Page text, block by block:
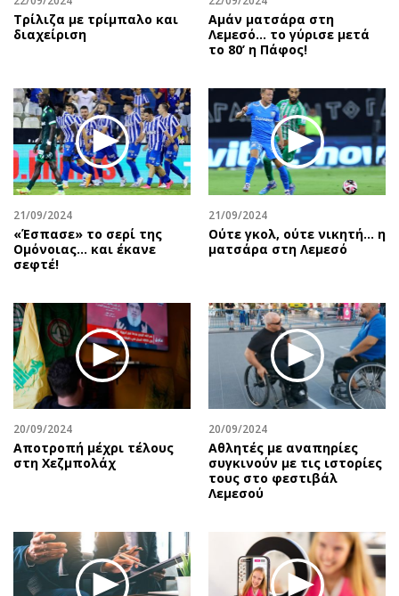
Τρίλιζα με τρίμπαλο και
διαχείριση
Αμάν ματσάρα στη
Λεμεσό… το γύρισε μετά
το 80’ η Πάφος!
21/09/2024
«Έσπασε» το σερί της
Ομόνοιας… και έκανε
σεφτέ!
21/09/2024
Ούτε γκολ, ούτε νικητή… η
ματσάρα στη Λεμεσό
20/09/2024
Αποτροπή μέχρι τέλους
στη Χεζμπολάχ
20/09/2024
Αθλητές με αναπηρίες
συγκινούν με τις ιστορίες
τους στο φεστιβάλ
Λεμεσού